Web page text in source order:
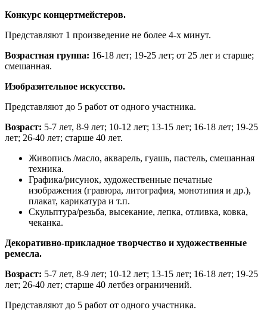
Конкурс концертмейстеров.
Представляют 1 произведение не более 4-х минут.
Возрастная группа: 16-18 лет; 19-25 лет; от 25 лет и старше;
смешанная.
Изобразительное искусство.
Представляют до 5 работ от одного участника.
Возраст: 5-7 лет, 8-9 лет; 10-12 лет; 13-15 лет; 16-18 лет; 19-25
лет; 26-40 лет; старше 40 лет.
Живопись /масло, акварель, гуашь, пастель, смешанная
техника.
Графика/рисунок, художественные печатные
изображения (гравюра, литография, монотипия и др.),
плакат, карикатура и т.п.
Скульптура/резьба, высекание, лепка, отливка, ковка,
чеканка.
Декоративно-прикладное творчество и художественные
ремесла.
Возраст: 5-7 лет, 8-9 лет; 10-12 лет; 13-15 лет; 16-18 лет; 19-25
лет; 26-40 лет; старше 40 летбез ограничений.
Представляют до 5 работ от одного участника.